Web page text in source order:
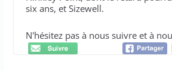
six ans, et Sizewell.
N'hésitez pas à nous suivre et à